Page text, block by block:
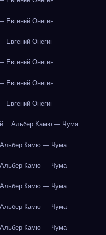
Евгений Онегин
Евгений Онегин
Евгений Онегин
Евгений Онегин
Евгений Онегин
Альбер Камю — Чума
Альбер Камю — Чума
Альбер Камю — Чума
Альбер Камю — Чума
Альбер Камю — Чума
Альбер Камю — Чума